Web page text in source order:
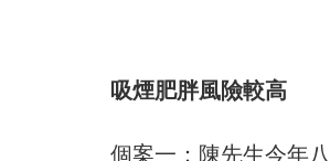
吸煙肥胖風險較高
個案一：陳先生今年